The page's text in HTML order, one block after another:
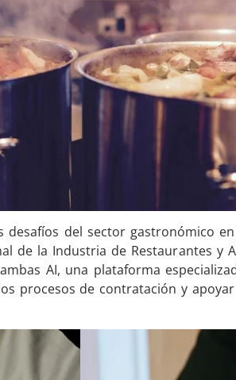
desafíos del sector gastronómico
de la Industria de Restaurantes y
AI, una plataforma
procesos de contratación y